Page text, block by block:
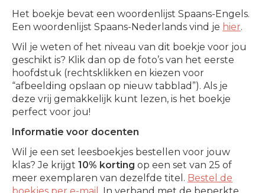
Het boekje bevat een woordenlijst Spaans-Engels.
Een woordenlijst Spaans-Nederlands vind je hier.
Wil je weten of het niveau van dit boekje voor jou
geschikt is? Klik dan op de foto’s van het eerste
hoofdstuk (rechtsklikken en kiezen voor
“afbeelding opslaan op nieuw tabblad”). Als je
deze vrij gemakkelijk kunt lezen, is het boekje
perfect voor jou!
Informatie voor docenten
Wil je een set leesboekjes bestellen voor jouw
klas? Je krijgt 10% korting op een set van 25 of
meer exemplaren van dezelfde titel. Bestel de